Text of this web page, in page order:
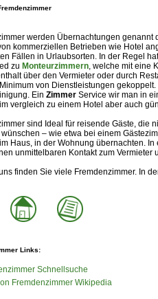
werden Übernachtungen
kommerziellen Betrieben wie Hotel
Fällen in Urlaubsorten. In der Regel
zu Monteurzimmern, welche mit eine
über den Vermieter oder durch
von Dienstleistungen
Ein Zimmer Service wir man in
vergleich zu einem Hotel aber auch
sind Ideal für reisende Gäste, die
– wie etwa bei einem
Haus, in der Wohnung übernachten.
unmittelbaren Kontakt zum
finden Sie viele Fremdenzimmer. In
Links:
Schnellsuche
Fremdenzimmer Wikipedia